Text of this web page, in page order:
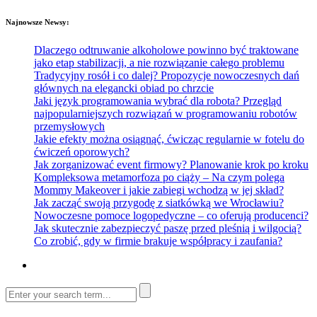
Najnowsze Newsy:
Dlaczego odtruwanie alkoholowe powinno być traktowane
jako etap stabilizacji, a nie rozwiązanie całego problemu
Tradycyjny rosół i co dalej? Propozycje nowoczesnych dań
głównych na elegancki obiad po chrzcie
Jaki język programowania wybrać dla robota? Przegląd
najpopularniejszych rozwiązań w programowaniu robotów
przemysłowych
Jakie efekty można osiągnąć, ćwicząc regularnie w fotelu do
ćwiczeń oporowych?
Jak zorganizować event firmowy? Planowanie krok po kroku
Kompleksowa metamorfoza po ciąży – Na czym polega
Mommy Makeover i jakie zabiegi wchodzą w jej skład?
Jak zacząć swoją przygodę z siatkówką we Wrocławiu?
Nowoczesne pomoce logopedyczne – co oferują producenci?
Jak skutecznie zabezpieczyć paszę przed pleśnią i wilgocią?
Co zrobić, gdy w firmie brakuje współpracy i zaufania?